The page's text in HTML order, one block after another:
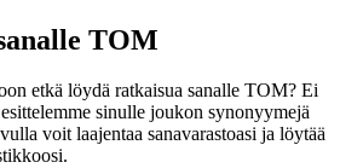
TOM
etkä löydä ratkaisua sanalle TOM? Ei
sinulle joukon synonyymejä
voit laajentaa sanavarastoasi ja löytää